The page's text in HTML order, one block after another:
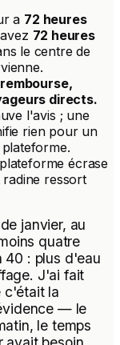
a 72 heures
72 heures
le centre de
directs.
l'avis ; une
rien pour un
écrase
radine ressort
janvier, au
quatre
40 : plus d'eau
J'ai fait
c'était la
— le
le temps